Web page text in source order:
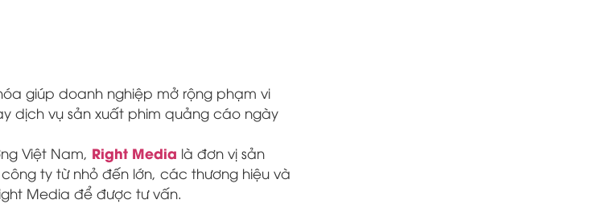
giúp doanh nghiệp mở rộng phạm vi
dịch vụ sản xuất phim quảng cáo ngày
Việt Nam, Right Media là đơn vị sản
ty từ nhỏ đến lớn, các thương hiệu và
Media để được tư vấn.